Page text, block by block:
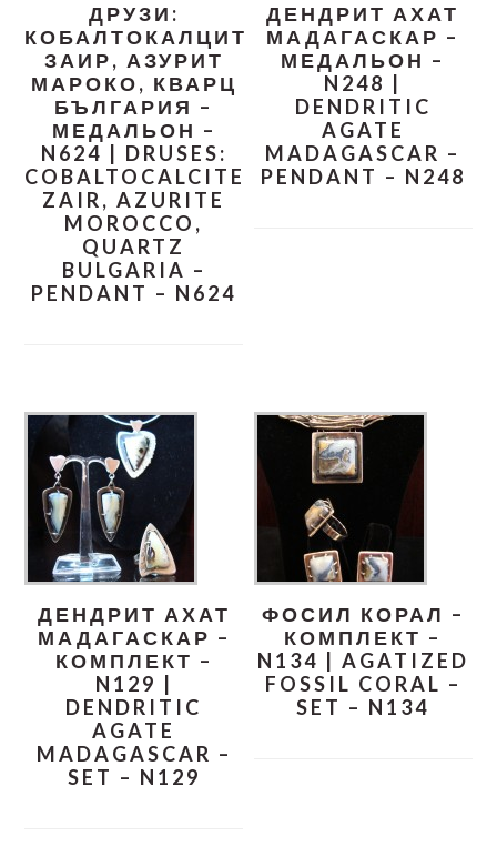
ДРУЗИ:
КОБАЛТОКАЛЦИТ
ЗАИР, АЗУРИТ
МАРОКО, КВАРЦ
БЪЛГАРИЯ –
МЕДАЛЬОН –
N624 | DRUSES:
COBALTOCALCITE
ZAIR, AZURITE
MOROCCO,
QUARTZ
BULGARIA –
PENDANT – N624
ДЕНДРИТ АХАТ
МАДАГАСКАР –
МЕДАЛЬОН –
N248 |
DENDRITIC
AGATE
MADAGASCAR –
PENDANT – N248
ДЕНДРИТ АХАТ
МАДАГАСКАР –
КОМПЛЕКТ –
N129 |
DENDRITIC
AGATE
MADAGASCAR –
SET – N129
ФОСИЛ КОРАЛ –
КОМПЛЕКТ –
N134 | AGATIZED
FOSSIL CORAL –
SET – N134